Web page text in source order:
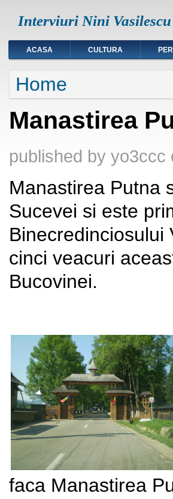
Interviuri Nini Vasilescu
ACASA CULTURA
You are here
Home
Manastirea
published by yo3ccc
Manastirea Putna
Sucevei si este
Binecredinciosului
cinci veacuri
Bucovinei.
faca Manastirea